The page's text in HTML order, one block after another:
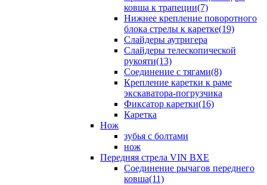
ковша к трапеции(7)
Нижнее крепление поворотного
блока стрелы к каретке(19)
Слайдеры аутригера
Слайдеры телескопической
рукояти(13)
Соединение с тягами(8)
Крепление каретки к раме
экскаватора-погрузчика
Фиксатор каретки(16)
Каретка
Нож
зубья с болтами
нож
Передняя стрела VIN BXE
Cоединение рычагов переднего
ковша(11)